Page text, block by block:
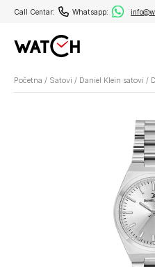
Call Centar: Whatsapp:
Početna / Satovi / Daniel Klein satovi /